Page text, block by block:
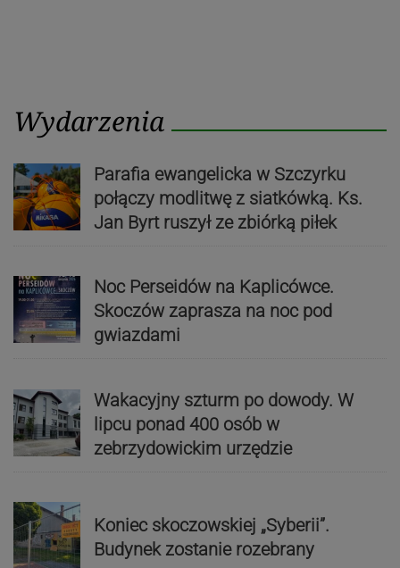
Wydarzenia
Parafia ewangelicka w Szczyrku
połączy modlitwę z siatkówką. Ks.
Jan Byrt ruszył ze zbiórką piłek
Noc Perseidów na Kaplicówce.
Skoczów zaprasza na noc pod
gwiazdami
Wakacyjny szturm po dowody. W
lipcu ponad 400 osób w
zebrzydowickim urzędzie
Koniec skoczowskiej „Syberii”.
Budynek zostanie rozebrany